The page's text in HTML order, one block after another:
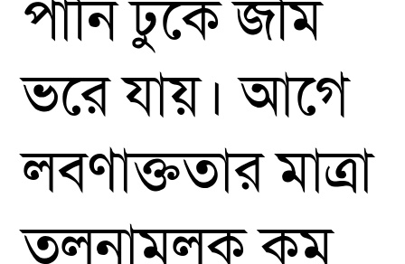
পানি ঢুকে জমি
ভরে যায়। আগে
লবণাক্ততার মাত্রা
তুলনামূলক কম